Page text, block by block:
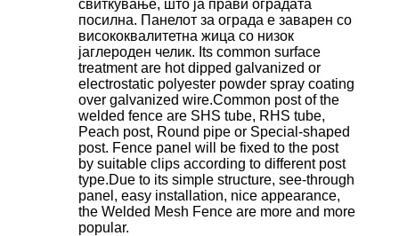
свиткување, што ја прави оградата
посилна. Панелот за ограда е заварен со
висококвалитетна жица со низок
јаглероден челик. Its common surface
treatment are hot dipped galvanized or
electrostatic polyester powder spray coating
over galvanized wire.Common post of the
welded fence are SHS tube, RHS tube,
Peach post, Round pipe or Special-shaped
post. Fence panel will be fixed to the post
by suitable clips according to different post
type.Due to its simple structure, see-through
panel, easy installation, nice appearance,
the Welded Mesh Fence are more and more
popular.